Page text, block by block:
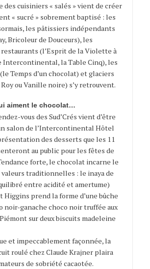
des cuisiniers « salés » vient de créer
« sucré » sobrement baptisé : les
les pâtissiers indépendants
Bricoleur de Douceurs), les
(l’Esprit de la Violette à
Intercontinental, la Table Cinq), les
Temps d’un chocolat) et glaciers
ou Vanille noire) s’y retrouvent.
aiment le chocolat…
vous des Sud’Crés vient d’être
salon de l’Intercontinental Hôtel
des desserts que les 11
au public pour les fêtes de
forte, le chocolat incarne le
traditionnelles : le inaya de
entre acidité et amertume)
Higgins prend la forme d’une bûche
noir-ganache choco noir truffée aux
sur deux biscuits madeleine
et impeccablement façonnée, la
roulé chez Claude Krajner plaira
de sobriété cacaotée.